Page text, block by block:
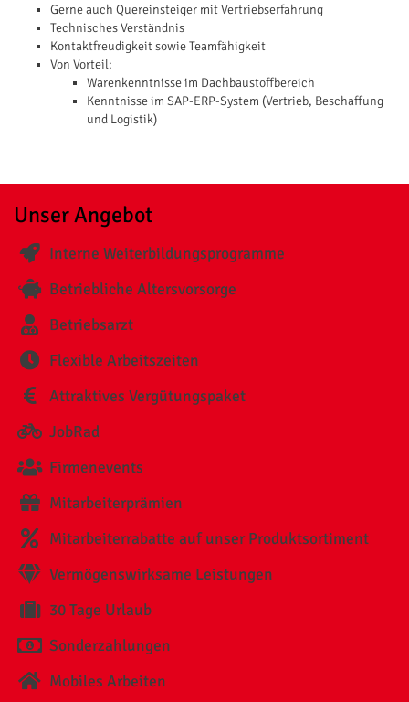
Gerne auch Quereinsteiger mit Vertriebserfahrung
Technisches Verständnis
Kontaktfreudigkeit sowie Teamfähigkeit
Von Vorteil:
Warenkenntnisse im Dachbaustoffbereich
Kenntnisse im SAP-ERP-System (Vertrieb, Beschaffung
und Logistik)
Unser Angebot
Interne Weiterbildungsprogramme
Betriebliche Altersvorsorge
Betriebsarzt
Flexible Arbeitszeiten
Attraktives Vergütungspaket
JobRad
Firmenevents
Mitarbeiterprämien
Mitarbeiterrabatte auf unser Produktsortiment
Vermögenswirksame Leistungen
30 Tage Urlaub
Sonderzahlungen
Mobiles Arbeiten